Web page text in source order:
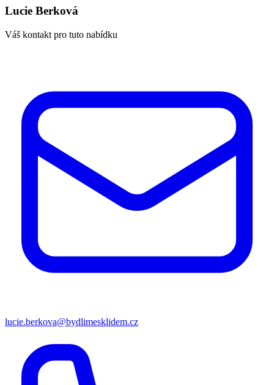
Lucie Berková
Váš kontakt pro tuto nabídku
lucie.berkova@bydlimesklidem.cz